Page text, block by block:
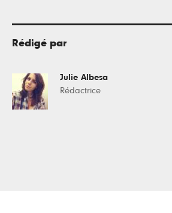
Rédigé par
Julie Albesa
Rédactrice